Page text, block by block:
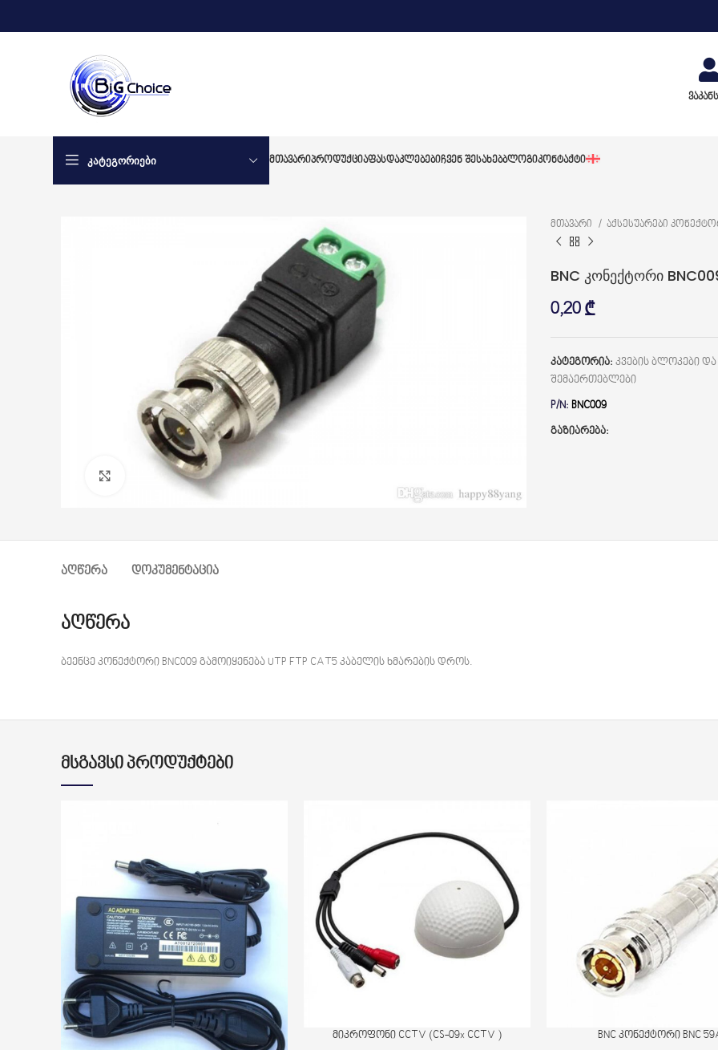
ᲙᲐᲢᲔᲒᲝᲠᲘᲔᲑᲘ ᲛᲗᲐᲕᲐᲠᲘᲞᲠᲝᲓᲣᲥᲪᲘᲐᲤᲐᲡᲓᲐᲙᲚᲔᲑᲔᲑᲘᲩᲕᲔᲜ ᲨᲔᲡᲐᲮᲔᲑᲑᲚᲝᲒᲘᲙᲝᲜᲢᲐᲥᲢᲘ
დააწკაპუნეთ გასადიდებლად
მთავარი აქსესუარები
BNC კონექტორი
0,20 ₾
კატეგორია: კვების ბლოკები და
შემაერთებლები
P/N: BNC009
გაზიარება:
ᲐᲦᲬᲔᲠᲐ ᲓᲝᲙᲣᲛᲔᲜᲢᲐᲪᲘᲐ
აღწერა
ბეენცე კონექტორი BNC009 გამოიყენება UTP FTP CAT5 კაბელის ხმარების დროს.
ᲛᲡᲒᲐᲕᲡᲘ ᲞᲠᲝᲓᲣᲥᲢᲔᲑᲘ
მიკროფონი CCTV (CS-09x CCTV ) BNC კონექტორი BNC